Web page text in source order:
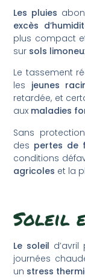
Les pluies
excès
plus compact
sur sols
Le tassement
les jeunes
retardée, et
aux maladies
Sans
des pertes de
conditions
agricoles et la
Soleil
Le soleil
journées
un stress